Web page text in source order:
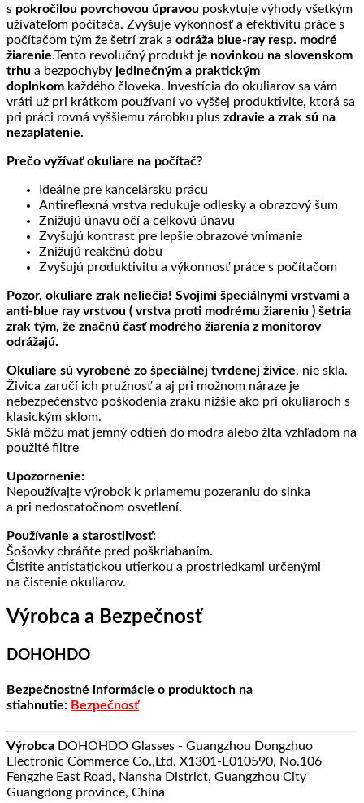
s pokročilou povrchovou úpravou poskytuje výhody všetkým
užívateľom počítača. Zvyšuje výkonnosť a efektivitu práce s
počítačom tým že šetrí zrak a odráža blue-ray resp. modré
žiarenie.Tento revolučný produkt je novinkou na slovenskom
trhu a bezpochyby jedinečným a praktickým
doplnkom každého človeka. Investícia do okuliarov sa vám
vráti už pri krátkom používaní vo vyššej produktivite, ktorá sa
pri práci rovná vyššiemu zárobku plus zdravie a zrak sú na
nezaplatenie.
Prečo vyžívať okuliare na počítač?
Ideálne pre kancelársku prácu
Antireflexná vrstva redukuje odlesky a obrazový šum
Znižujú únavu očí a celkovú únavu
Zvyšujú kontrast pre lepšie obrazové vnímanie
Znižujú reakčnú dobu
Zvyšujú produktivitu a výkonnosť práce s počítačom
Pozor, okuliare zrak neliečia! Svojimi špeciálnymi vrstvami a
anti-blue ray vrstvou ( vrstva proti modrému žiareniu ) šetria
zrak tým, že značnú časť modrého žiarenia z monitorov
odrážajú.
Okuliare sú vyrobené zo špeciálnej tvrdenej živice, nie skla.
Živica zaručí ich pružnosť a aj pri možnom náraze je
nebezpečenstvo poškodenia zraku nižšie ako pri okuliaroch s
klasickým sklom.
Sklá môžu mať jemný odtieň do modra alebo žlta vzhľadom na
použité filtre
Upozornenie:
Nepoužívajte výrobok k priamemu pozeraniu do slnka
a pri nedostatočnom osvetlení.
Používanie a starostlivosť:
Šošovky chráňte pred poškriabaním.
Čistite antistatickou utierkou a prostriedkami určenými
na čistenie okuliarov.
Výrobca a Bezpečnosť
DOHOHDO
Bezpečnostné informácie o produktoch na
stiahnutie: Bezpečnosť
Výrobca DOHOHDO Glasses - Guangzhou Dongzhuo
Electronic Commerce Co.,Ltd. X1301-E010590, No.106
Fengzhe East Road, Nansha District, Guangzhou City
Guangdong province, China